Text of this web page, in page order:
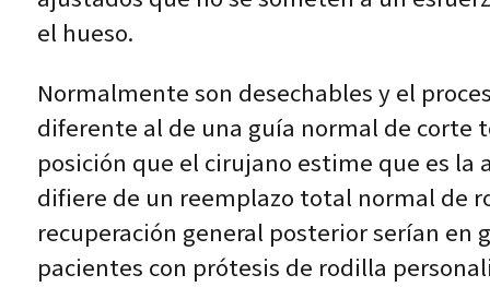
el hueso.
Normalmente son desechables y el
diferente al de una guía normal de corte
posición que el cirujano estime que es la
difiere de un reemplazo total normal de
recuperación general posterior serían en
pacientes con prótesis de rodilla